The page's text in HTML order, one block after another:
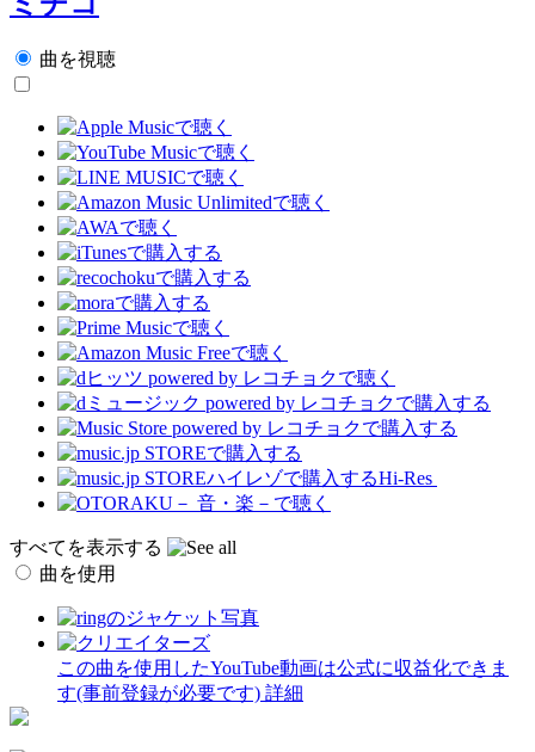
曲を視聴
Hi-Res
すべてを表示する
曲を使用
この曲を使用したYouTube動画は公式に収益化できま
す(事前登録が必要です) 詳細